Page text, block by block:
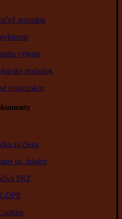
poriadok
výboru
poriadok
organizácie
za člena
os. údajov
SRZ
GDPR